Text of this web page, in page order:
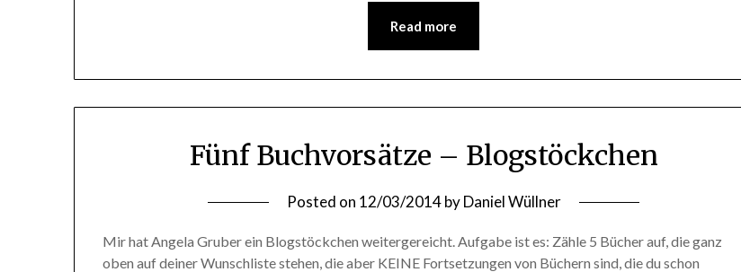
Read more
Fünf Buchvorsätze – Blogstöckchen
Posted on 12/03/2014byDaniel Wüllner
Mir hat Angela Gruber ein Blogstöckchen weitergereicht. Aufgabe ist es: Zähle 5 Bücher auf, die ganz
oben auf deiner Wunschliste stehen, die aber KEINE Fortsetzungen von Büchern sind, die du schon